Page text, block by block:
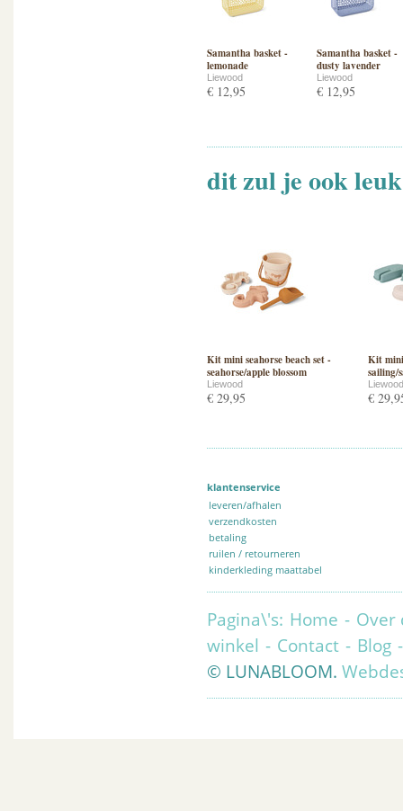
Samantha basket -
lemonade
Liewood
€ 12,95
Samantha basket -
dusty lavender
Liewood
€ 12,95
dit zul je ook
Kit mini seahorse beach set -
seahorse/apple blossom
Liewood
€ 29,95
Kit mini
sailing/
Liewood
€
klantenservice
leveren/afhalen
verzendkosten
betaling
ruilen / retourneren
kinderkleding maattabel
Pagina\'s: Home - Over
winkel - Contact - Blog
© LUNABLOOM.